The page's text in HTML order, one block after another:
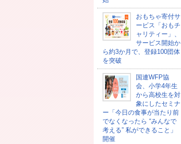
おもちゃ寄付サ
ービス「おもチ
ャリティー」、
サービス開始か
ら約3か月で、登録100団体
を突破
国連WFP協
会、小学4年生
から高校生を対
象にしたセミナ
ー「今日の食事が当たり前
でなくなったら “みんなで
考える” 私ができること」
開催